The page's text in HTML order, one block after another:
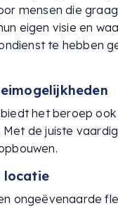
mensen die
eigen visie en
te hebben
het beroep ook
de juiste
locatie
ongeëvenaarde